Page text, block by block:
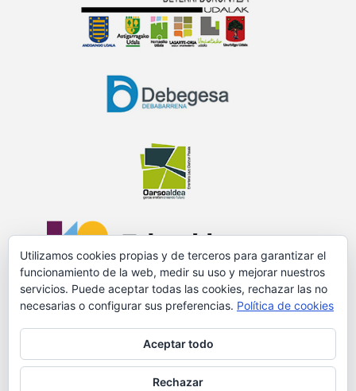
PROMOVIDO Y FINANCIADO POR:
Utilizamos cookies propias y de terceros para garantizar el
funcionamiento de la web, medir su uso y mejorar nuestros
servicios. Puede aceptar todas las cookies, rechazar las no
necesarias o configurar sus preferencias. Política de cookies
Aceptar todo
Rechazar